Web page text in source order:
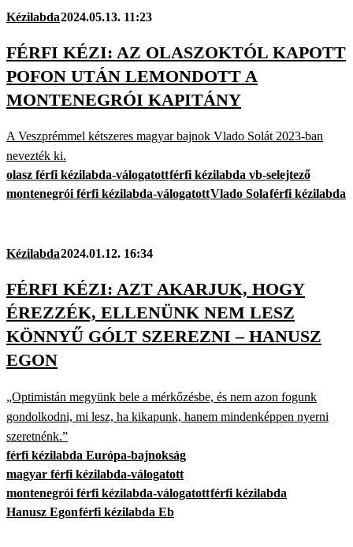
Kézilabda2024.05.13. 11:23
FÉRFI KÉZI: AZ OLASZOKTÓL KAPOTT
POFON UTÁN LEMONDOTT A
MONTENEGRÓI KAPITÁNY
A Veszprémmel kétszeres magyar bajnok Vlado Solát 2023-ban
nevezték ki.
olasz férfi kézilabda-válogatottférfi kézilabda vb-selejtező
montenegrói férfi kézilabda-válogatottVlado Solaférfi kézilabda
Kézilabda2024.01.12. 16:34
FÉRFI KÉZI: AZT AKARJUK, HOGY
ÉREZZÉK, ELLENÜNK NEM LESZ
KÖNNYŰ GÓLT SZEREZNI – HANUSZ
EGON
„Optimistán megyünk bele a mérkőzésbe, és nem azon fogunk
gondolkodni, mi lesz, ha kikapunk, hanem mindenképpen nyerni
szeretnénk.”
férfi kézilabda Európa-bajnokság
magyar férfi kézilabda-válogatott
montenegrói férfi kézilabda-válogatottférfi kézilabda
Hanusz Egonférfi kézilabda Eb